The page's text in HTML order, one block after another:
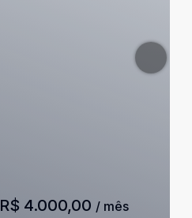
R$ 4.000,00 / mês